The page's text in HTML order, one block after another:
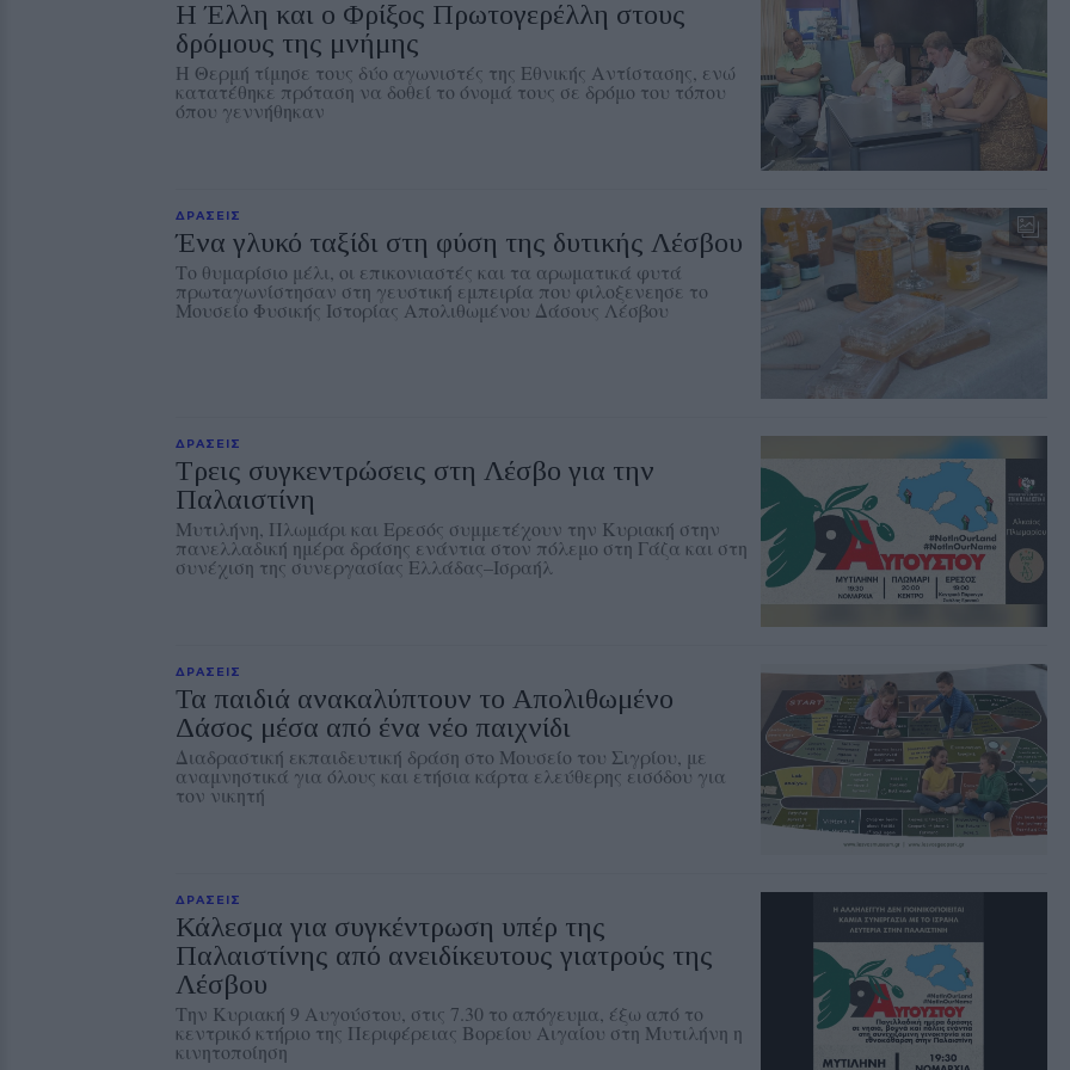
Η Έλλη και ο Φρίξος Πρωτογερέλλη στους
δρόμους της μνήμης
Η Θερμή τίμησε τους δύο αγωνιστές της Εθνικής Αντίστασης, ενώ
κατατέθηκε πρόταση να δοθεί το όνομά τους σε δρόμο του τόπου
όπου γεννήθηκαν
ΔΡΑΣΕΙΣ
Ένα γλυκό ταξίδι στη φύση της δυτικής Λέσβου
Το θυμαρίσιο μέλι, οι επικονιαστές και τα αρωματικά φυτά
πρωταγωνίστησαν στη γευστική εμπειρία που φιλοξενεησε το
Μουσείο Φυσικής Ιστορίας Απολιθωμένου Δάσους Λέσβου
ΔΡΑΣΕΙΣ
Τρεις συγκεντρώσεις στη Λέσβο για την
Παλαιστίνη
Μυτιλήνη, Πλωμάρι και Ερεσός συμμετέχουν την Κυριακή στην
πανελλαδική ημέρα δράσης ενάντια στον πόλεμο στη Γάζα και στη
συνέχιση της συνεργασίας Ελλάδας–Ισραήλ
ΔΡΑΣΕΙΣ
Τα παιδιά ανακαλύπτουν το Απολιθωμένο
Δάσος μέσα από ένα νέο παιχνίδι
Διαδραστική εκπαιδευτική δράση στο Μουσείο του Σιγρίου, με
αναμνηστικά για όλους και ετήσια κάρτα ελεύθερης εισόδου για
τον νικητή
ΔΡΑΣΕΙΣ
Κάλεσμα για συγκέντρωση υπέρ της
Παλαιστίνης από ανειδίκευτους γιατρούς της
Λέσβου
Την Κυριακή 9 Αυγούστου, στις 7.30 το απόγευμα, έξω από το
κεντρικό κτήριο της Περιφέρειας Βορείου Αιγαίου στη Μυτιλήνη η
κινητοποίηση